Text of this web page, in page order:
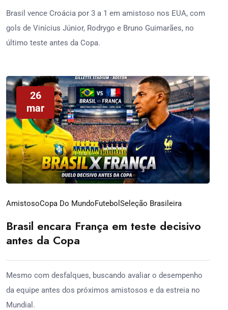
Brasil vence Croácia por 3 a 1 em amistoso nos EUA, com
gols de Vinícius Júnior, Rodrygo e Bruno Guimarães, no
último teste antes da Copa.
26
mar
AmistosoCopa Do MundoFutebol Seleção Brasileira
Brasil encara França em teste decisivo
antes da Copa
Mesmo com desfalques, buscando avaliar o desempenho
da equipe antes dos próximos amistosos e da estreia no
Mundial.